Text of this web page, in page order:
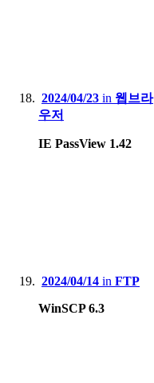
2024/04/23 in 웹브라
우저
IE PassView 1.42
2024/04/14 in FTP
WinSCP 6.3